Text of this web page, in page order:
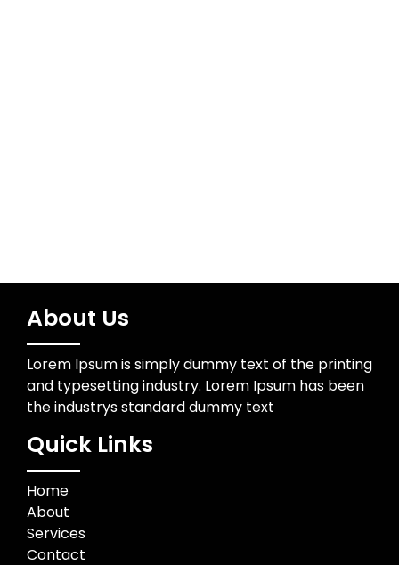
About Us
Lorem Ipsum is simply dummy text of the printing
and typesetting industry. Lorem Ipsum has been
the industrys standard dummy text
Quick Links
Home
About
Services
Contact